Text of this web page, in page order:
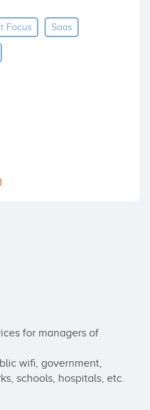
Focus Saas
for managers of
wifi, government,
schools, hospitals, etc.